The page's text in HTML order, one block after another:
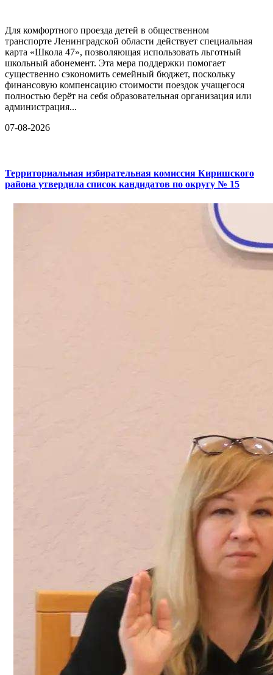
Для комфортного проезда детей в общественном
транспорте Ленинградской области действует специальная
карта «Школа 47», позволяющая использовать льготный
школьный абонемент. Эта мера поддержки помогает
существенно сэкономить семейный бюджет, поскольку
финансовую компенсацию стоимости поездок учащегося
полностью берёт на себя образовательная организация или
администрация...
07-08-2026
Территориальная избирательная комиссия Киришского
района утвердила список кандидатов по округу № 15